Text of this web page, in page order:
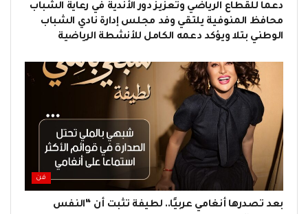
دعما للقطاع الرياضي وتعزيز دور الأندية في رعاية الشباب
محافظ المنوفية يلتقي وفد مجلس إدارة نادي الشباب
الوطني بتلا ويؤكد دعمه الكامل للأنشطة الرياضية
فن
بعد تصدرها أنغامي عربيًا.. لطيفة تثبت أن “النفس